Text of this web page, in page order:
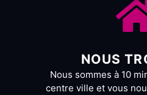
NOUS
Nous sommes à 10
centre ville et vous